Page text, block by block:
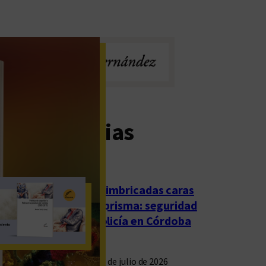
noticias
Las imbricadas caras
del prisma: seguridad
y policía en Córdoba
23 de julio de 2026